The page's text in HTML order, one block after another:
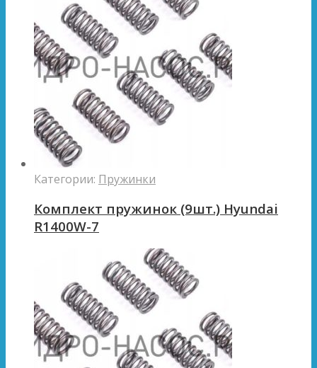
Категории: Пружинки
Комплект пружинок (9шт.) Hyundai
R1400W-7